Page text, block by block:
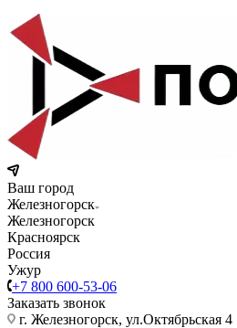
Ваш город
Железногорск
Железногорск
Красноярск
Россия
Ужур
+7 800 600-53-06
Заказать звонок
г. Железногорск, ул.Октябрьская 4